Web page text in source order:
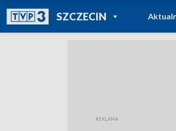
SZCZECINPOWRÓT DO
TVP REGIONY